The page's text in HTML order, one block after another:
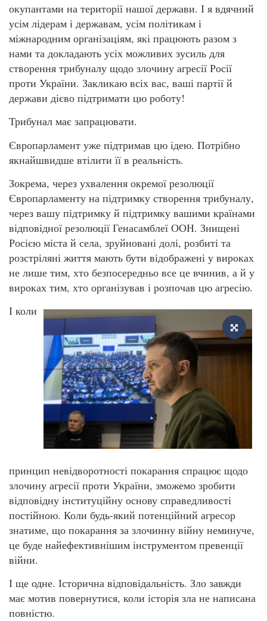
окупантами на території нашої держави. І я вдячний
усім лідерам і державам, усім політикам і
міжнародним організаціям, які працюють разом з
нами та докладають усіх можливих зусиль для
створення трибуналу щодо злочину агресії Росії
проти України. Закликаю всіх вас, ваші партії й
держави дієво підтримати цю роботу!
Трибунал має запрацювати.
Європарламент уже підтримав цю ідею. Потрібно
якнайшвидше втілити її в реальність.
Зокрема, через ухвалення окремої резолюції
Європарламенту на підтримку створення трибуналу,
через вашу підтримку й підтримку вашими країнами
відповідної резолюції Генасамблеї ООН. Знищені
Росією міста й села, зруйновані долі, розбиті та
розстріляні життя мають бути відображені у вироках
не лише тим, хто безпосередньо все це вчинив, а й у
вироках тим, хто організував і розпочав цю агресію.
І коли
принцип невідворотності покарання спрацює щодо
злочину агресії проти України, зможемо зробити
відповідну інституційну основу справедливості
постійною. Коли будь-який потенційний агресор
знатиме, що покарання за злочинну війну неминуче,
це буде найефективнішим інструментом превенції
війни.
І ще одне. Історична відповідальність. Зло завжди
має мотив повернутися, коли історія зла не написана
повністю.